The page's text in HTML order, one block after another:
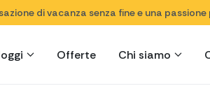
di vacanza senza fine e una
Offerte Chi siamo